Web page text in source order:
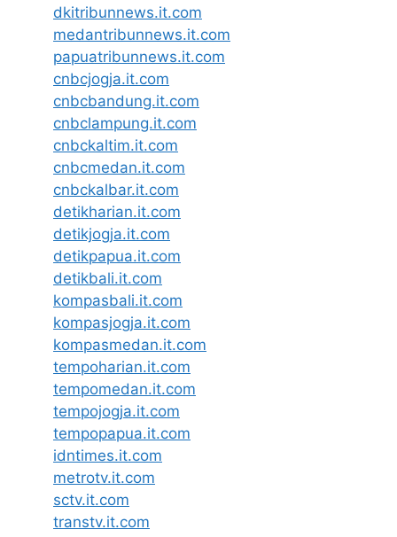
dkitribunnews.it.com
medantribunnews.it.com
papuatribunnews.it.com
cnbcjogja.it.com
cnbcbandung.it.com
cnbclampung.it.com
cnbckaltim.it.com
cnbcmedan.it.com
cnbckalbar.it.com
detikharian.it.com
detikjogja.it.com
detikpapua.it.com
detikbali.it.com
kompasbali.it.com
kompasjogja.it.com
kompasmedan.it.com
tempoharian.it.com
tempomedan.it.com
tempojogja.it.com
tempopapua.it.com
idntimes.it.com
metrotv.it.com
sctv.it.com
transtv.it.com